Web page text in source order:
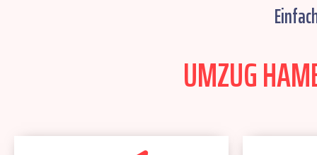
UMZUG